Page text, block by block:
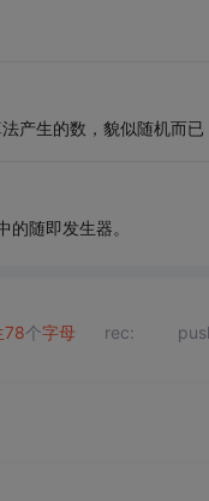
产生的数，貌似随机而
随即发生器。
78个字母 rec: push